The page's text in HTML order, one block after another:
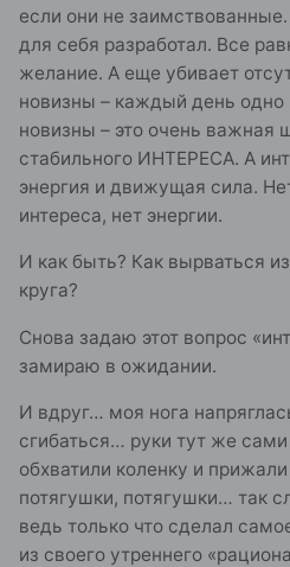
если они не
для себя разработал. Все
желание. А еще убивает
новизны – каждый день одно
новизны – это очень важная
стабильного ИНТЕРЕСА. А
энергия и движущая сила.
интереса, нет энергии.
И как быть? Как вырваться
круга?
Снова задаю этот вопрос
замираю в ожидании.
И вдруг… моя нога
сгибаться… руки тут же
обхватили коленку и
потягушки, потягушки… так
ведь только что сделал
из своего утреннего